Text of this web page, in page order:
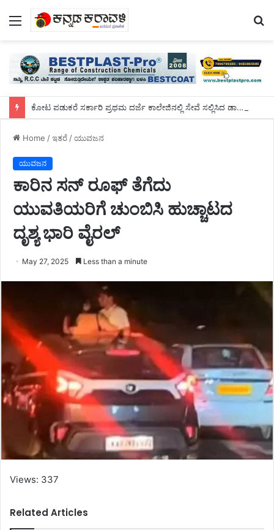
Menu
ಕೋಟ ಪಡುಕರೆ ಸರ್ಕಾರಿ ಪ್ರಥಮ ದರ್ಜೆ ಕಾಲೇಜಿನಲ್ಲಿ ಸೇವೆ ಸಲ್ಲಿಸಿದ ಡಾ.ಸುಬ್ರಹ್ಮಣ್ಯರಿಗೆ ಬೀಳ್ಕೊಡುಗೆ ಸಮಾರಂಭ
Home /ಇತರೆ/ಯುವಜನ
ಯುವಜನ
ಕಾರಿನ ಸನ್ ರೂಫ್ ತೆಗೆದು
ಯುವತಿಯರಿಗೆ ಚುಂಬಿಸಿ ಹುಚ್ಚಾಟದ
ದೃಶ್ಯ ಭಾರಿ ವೈರಲ್
May 27, 2025 Less than a minute
Views: 337
Related Articles